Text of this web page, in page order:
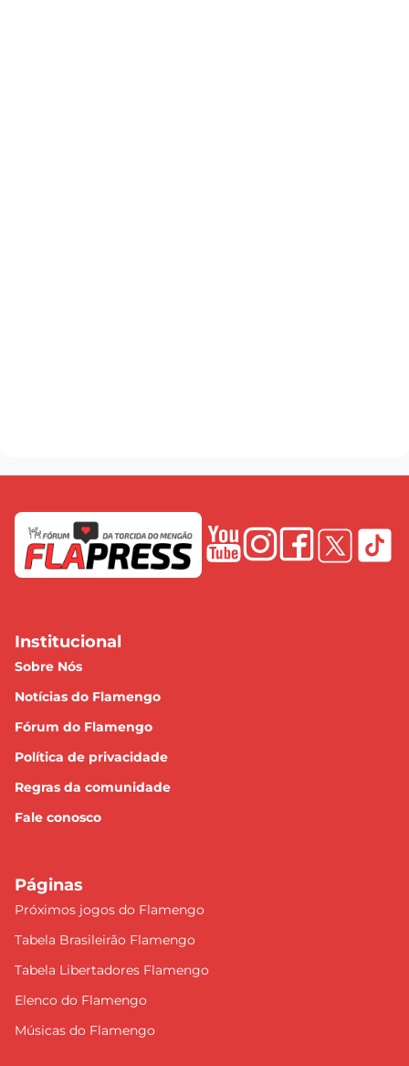
Institucional
Sobre Nós
Notícias do Flamengo
Fórum do Flamengo
Política de privacidade
Regras da comunidade
Fale conosco
Páginas
Próximos jogos do Flamengo
Tabela Brasileirão Flamengo
Tabela Libertadores Flamengo
Elenco do Flamengo
Músicas do Flamengo